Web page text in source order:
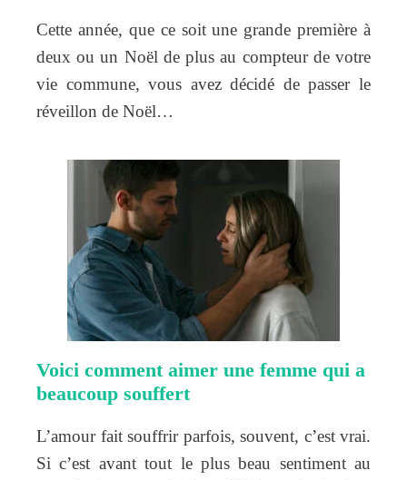
Cette année, que ce soit une grande première à
deux ou un Noël de plus au compteur de votre
vie commune, vous avez décidé de passer le
réveillon de Noël…
Voici comment aimer une femme qui a
beaucoup souffert
L’amour fait souffrir parfois, souvent, c’est vrai.
Si c’est avant tout le plus beau sentiment au